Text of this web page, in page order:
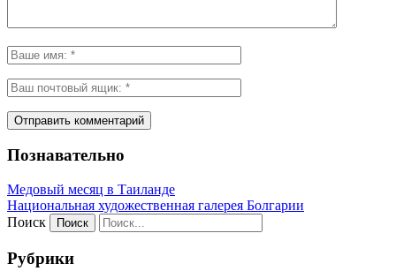
Познавательно
Медовый месяц в Таиланде
Национальная художественная галерея Болгарии
Поиск
Рубрики